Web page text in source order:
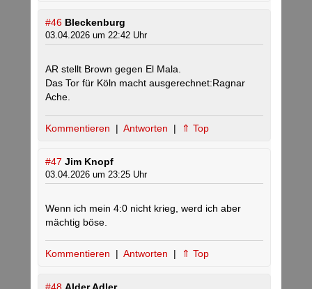
#46 Bleckenburg
03.04.2026 um 22:42 Uhr
AR stellt Brown gegen El Mala.
Das Tor für Köln macht ausgerechnet:Ragnar
Ache.
Kommentieren | Antworten | ⇑ Top
#47 Jim Knopf
03.04.2026 um 23:25 Uhr
Wenn ich mein 4:0 nicht krieg, werd ich aber
mächtig böse.
Kommentieren | Antworten | ⇑ Top